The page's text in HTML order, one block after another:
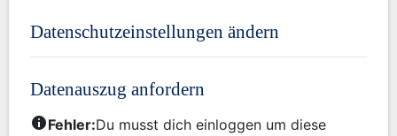
Datenschutzeinstellungen ändern
Datenauszug anfordern
Fehler:Du musst dich einloggen um diese